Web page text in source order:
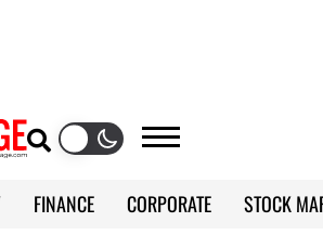
FINANCE CORPORATE
STOCK